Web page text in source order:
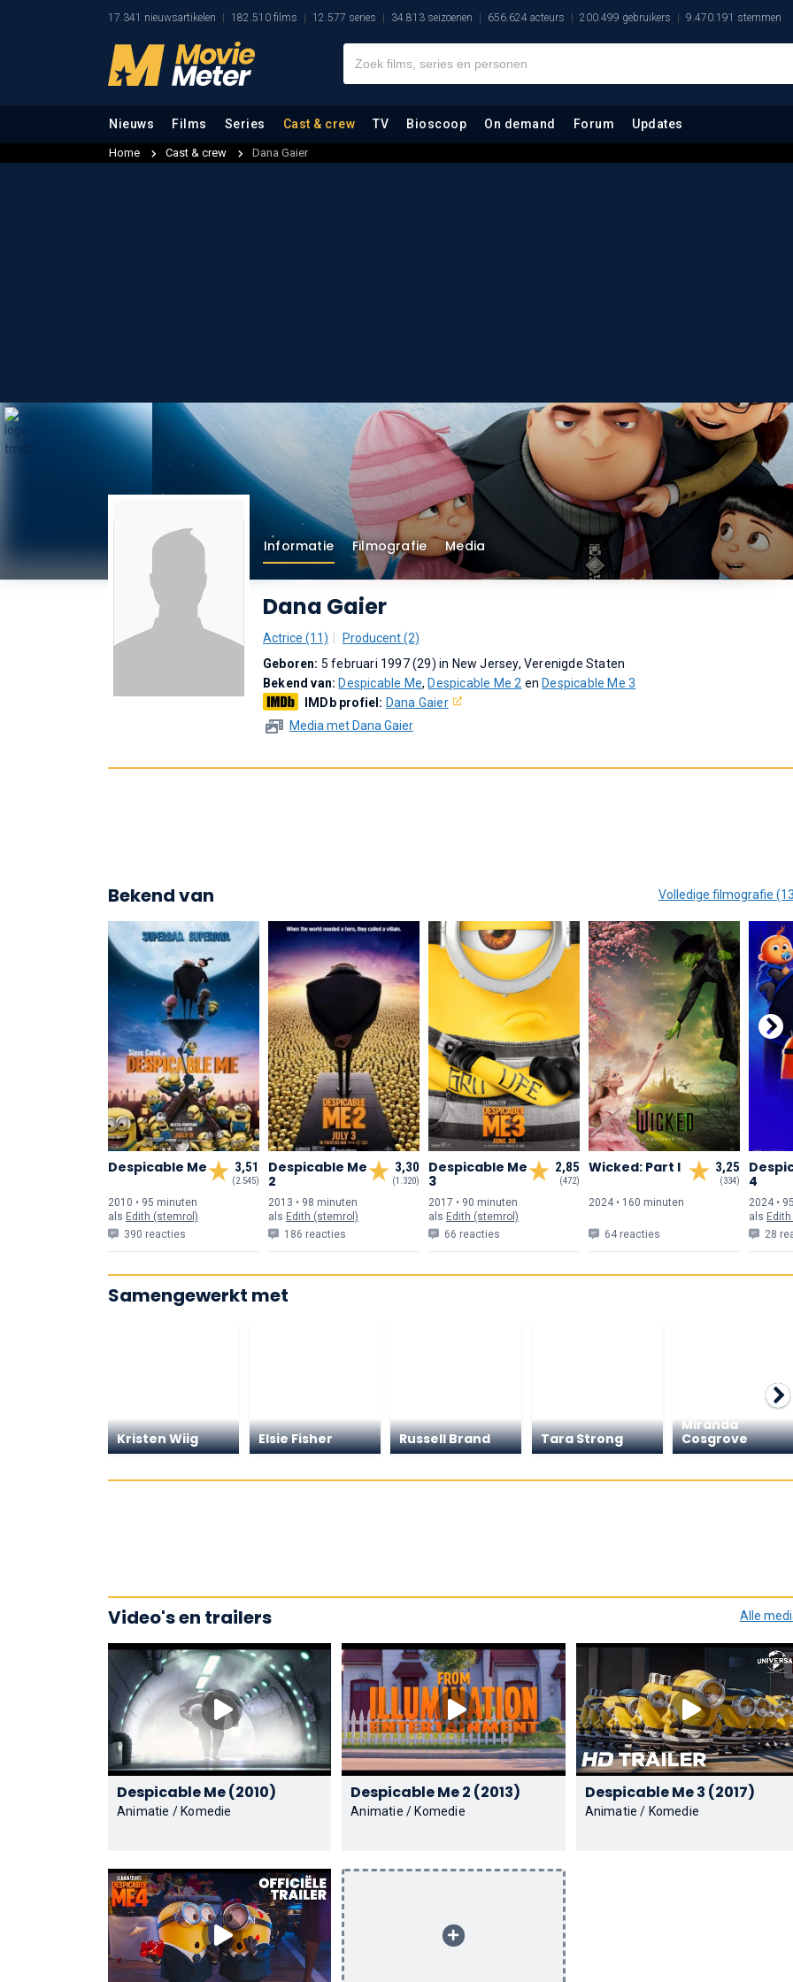
17.341 nieuwsartikelen 182.510 films 12.577 series 34.813 seizoenen 656.624 acteurs 200.499 gebruikers 9.470.191 stemmen
Nieuws Films Series Cast & crew TV Bioscoop On demand Forum Updates
Home Cast & crew Dana Gaier
Informatie Filmografie Media
Dana Gaier
Actrice (11)
Producent (2)
Geboren: 5 februari 1997 (29) in New Jersey, Verenigde Staten
Bekend van: Despicable Me, Despicable Me 2 en Despicable Me 3
IMDb profiel: Dana Gaier
Media met Dana Gaier
Bekend van Volledige filmografie
3,51
(2.545)
Despicable Me
2010 • 95 minuten
als Edith (stemrol)
390 reacties
3,30
(1.320)
Despicable Me
2
2013 • 98 minuten
als Edith (stemrol)
186 reacties
2,85
(472)
Despicable Me
3
2017 • 90 minuten
als Edith (stemrol)
66 reacties
3,25
(334)
Wicked: Part I
2024 • 160 minuten
64 reacties
4
2024 •
als
28
Samengewerkt met
Kristen Wiig Elsie Fisher Russell Brand Tara Strong
Miranda
Cosgrove
Video's en trailers Alle
Despicable Me (2010)
Animatie / Komedie
Despicable Me 2 (2013)
Animatie / Komedie
Despicable Me 3 (2017)
Animatie / Komedie